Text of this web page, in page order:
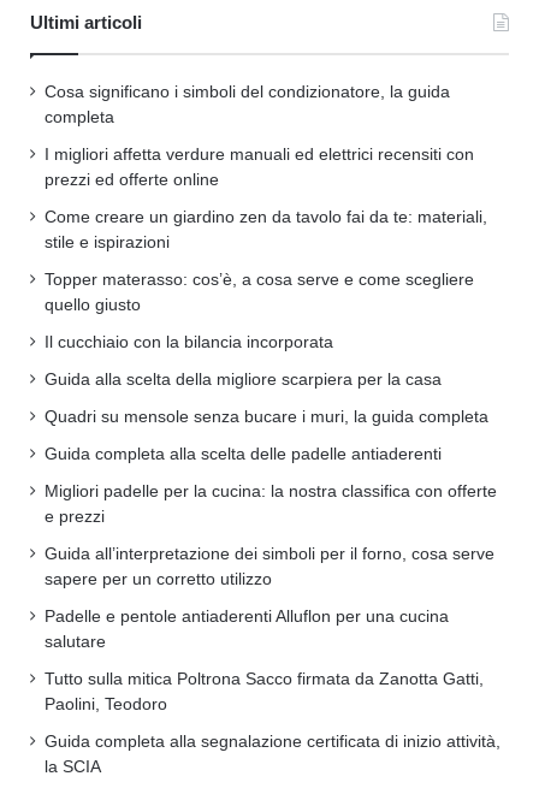
Ultimi articoli
Cosa significano i simboli del condizionatore, la guida
completa
I migliori affetta verdure manuali ed elettrici recensiti con
prezzi ed offerte online
Come creare un giardino zen da tavolo fai da te: materiali,
stile e ispirazioni
Topper materasso: cos’è, a cosa serve e come scegliere
quello giusto
Il cucchiaio con la bilancia incorporata
Guida alla scelta della migliore scarpiera per la casa
Quadri su mensole senza bucare i muri, la guida completa
Guida completa alla scelta delle padelle antiaderenti
Migliori padelle per la cucina: la nostra classifica con offerte
e prezzi
Guida all’interpretazione dei simboli per il forno, cosa serve
sapere per un corretto utilizzo
Padelle e pentole antiaderenti Alluflon per una cucina
salutare
Tutto sulla mitica Poltrona Sacco firmata da Zanotta Gatti,
Paolini, Teodoro
Guida completa alla segnalazione certificata di inizio attività,
la SCIA